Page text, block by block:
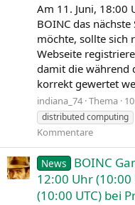
Am 11. Juni, 18:00
BOINC das
möchte, sollte sich
Webseite
damit die während
korrekt gewertet
indiana_74 Thema
distributed computing
Kommentare
News
BOINC
12:00 Uhr
(10:00 UTC) bei